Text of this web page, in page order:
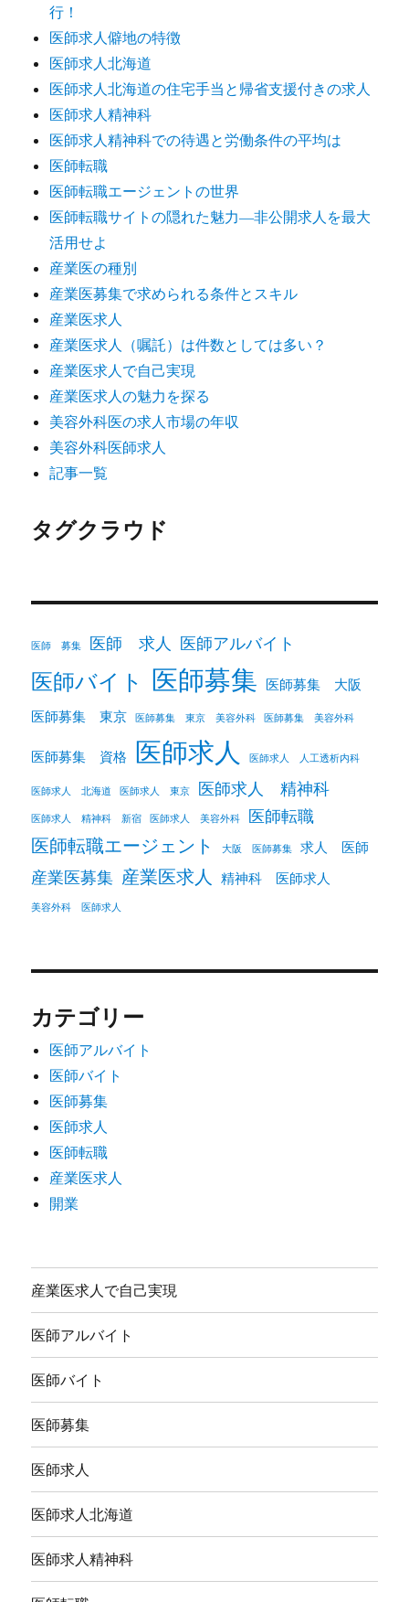
行！
医師求人僻地の特徴
医師求人北海道
医師求人北海道の住宅手当と帰省支援付きの求人
医師求人精神科
医師求人精神科での待遇と労働条件の平均は
医師転職
医師転職エージェントの世界
医師転職サイトの隠れた魅力―非公開求人を最大
活用せよ
産業医の種別
産業医募集で求められる条件とスキル
産業医求人
産業医求人（嘱託）は件数としては多い？
産業医求人で自己実現
産業医求人の魅力を探る
美容外科医の求人市場の年収
美容外科医師求人
記事一覧
タグクラウド
医師 募集 医師 求人 医師アルバイト
医師バイト 医師募集 医師募集 大阪
医師募集 東京
医師募集 東京 美容外科 医師募集 美容外科
医師募集 資格 医師求人 医師求人 人工透析内科
医師求人 北海道 医師求人 東京 医師求人 精神科
医師求人 精神科 新宿 医師求人 美容外科 医師転職
医師転職エージェント 大阪 医師募集 求人 医師
産業医募集 産業医求人 精神科 医師求人
美容外科 医師求人
カテゴリー
医師アルバイト
医師バイト
医師募集
医師求人
医師転職
産業医求人
開業
産業医求人で自己実現
医師アルバイト
医師バイト
医師募集
医師求人
医師求人北海道
医師求人精神科